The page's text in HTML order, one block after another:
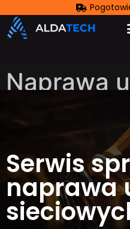
Naprawa
Serwis
naprawa